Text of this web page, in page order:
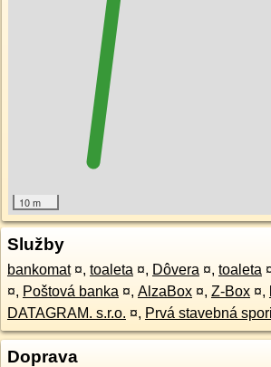
10 m
Služby
bankomat ¤, toaleta ¤, Dôvera ¤, toaleta
¤, Poštová banka ¤, AlzaBox ¤, Z-Box ¤,
DATAGRAM. s.r.o. ¤, Prvá stavebná
Doprava